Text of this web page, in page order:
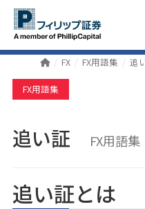
FX FX用語集 追
FX用語集
追い証 FX用語集
追い証とは